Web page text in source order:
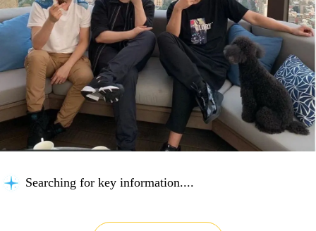
Searching for key information...